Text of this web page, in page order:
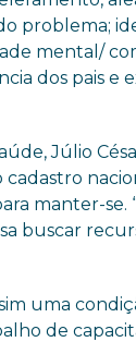
problema;
mental/
dos pais e
Júlio
cadastro
manter-se.
buscar
uma
de